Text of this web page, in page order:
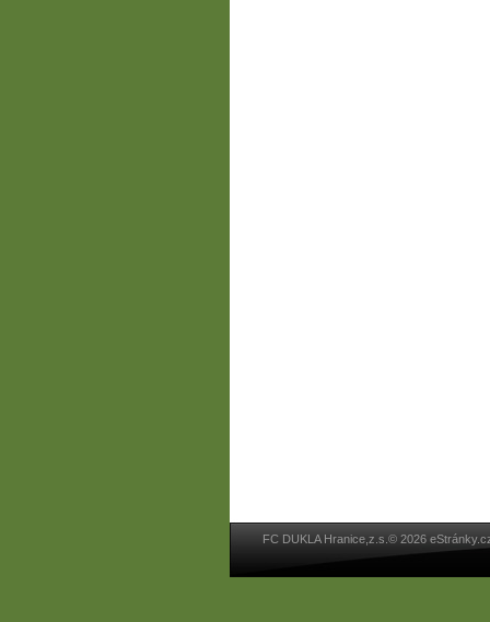
FC DUKLA Hranice,z.s.© 2026